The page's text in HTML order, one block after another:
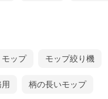
モップ モップ絞り機
柄の長いモップ